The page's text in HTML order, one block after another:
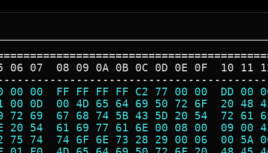
06 07  08 09 0A 0B 0C 0D 0E 0F  10 11
00 00  FF FF FF FF C2 77 00 00  DD
00 0D  00 4D 65 64 69 50 72 6F  20
72 69  67 68 74 5B 43 5D 20 54  72
20 54  61 69 77 61 6E 00 08 00  09
75 74  74 6F 6E 73 28 29 00 06  00